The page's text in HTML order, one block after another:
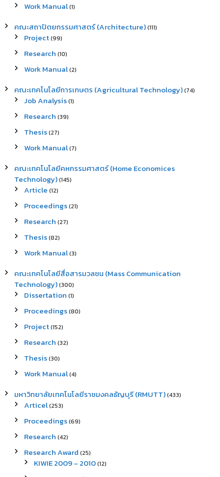
Work Manual(1)
คณะสถาปัตยกรรมศาสตร์ (Architecture)(111)
Project(99)
Research (10)
Work Manual(2)
คณะเทคโนโลยีการเกษตร (Agricultural Technology)(74)
Job Analysis(1)
Research (39)
Thesis(27)
Work Manual(7)
คณะเทคโนโลยีคหกรรมศาสตร์ (Home Economices
Technology)(145)
Article (12)
Proceedings(21)
Research (27)
Thesis(82)
Work Manual(3)
คณะเทคโนโลยีสื่อสารมวลชน (Mass Communication
Technology)(300)
Dissertation (1)
Proceedings(80)
Project(152)
Research (32)
Thesis(30)
Work Manual(4)
มหาวิทยาลัยเทคโนโลยีราชมงคลธัญบุรี (RMUTT)(433)
Articel(253)
Proceedings(69)
Research (42)
Research Award (25)
KIWIE 2009 – 2010(12)